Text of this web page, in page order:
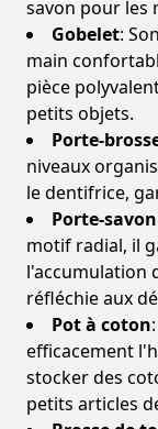
savon pour les
Gobelet:
main
pièce
petits objets.
Porte-
niveaux
le dentifrice,
Porte-savon
motif radial, il
l'accumulation
réfléchie aux
Pot à coton
efficacement
stocker des
petits articles